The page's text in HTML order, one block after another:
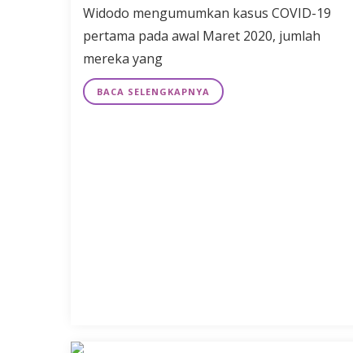
Widodo mengumumkan kasus COVID-19
pertama pada awal Maret 2020, jumlah
mereka yang
BACA SELENGKAPNYA